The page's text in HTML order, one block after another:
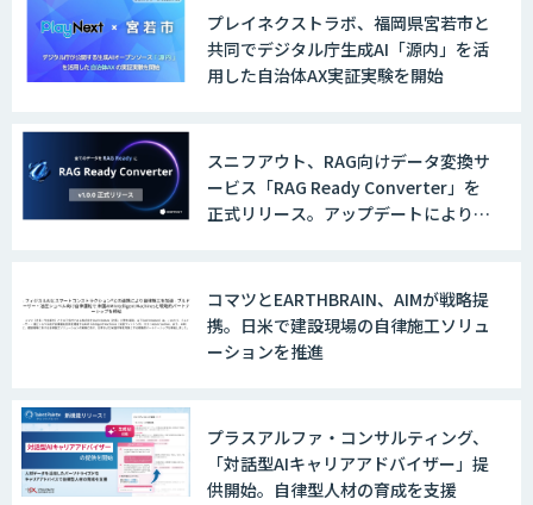
IBT BizTAPAI
ング研修
「ジンベイ AI技術実装アドバイザリー」
AI新規事業企画・開発支援
画面共有も資料も話者ごとにAIがまるご
と議事録化『スマレコ』
プレイネクストラボ、福岡県宮若市と
共同でデジタル庁生成AI「源内」を活
用した自治体AX実証実験を開始
スニフアウト、RAG向けデータ変換サ
ービス「RAG Ready Converter」を
正式リリース。アップデートにより変
コマツとEARTHBRAIN、AIMが戦略提
携。日米で建設現場の自律施工ソリュ
ーションを推進
プラスアルファ・コンサルティング、
「対話型AIキャリアアドバイザー」提
供開始。自律型人材の育成を支援